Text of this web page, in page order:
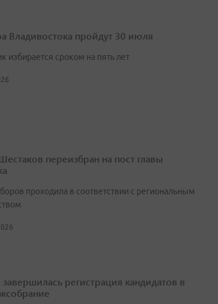
Владивостока пройдут 30 июля
избирается сроком на пять лет
переизбран на пост главы
проходила в соответствии с региональным
регистрация кандидатов в